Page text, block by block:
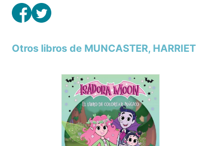
Otros libros de MUNCASTER, HARRIET